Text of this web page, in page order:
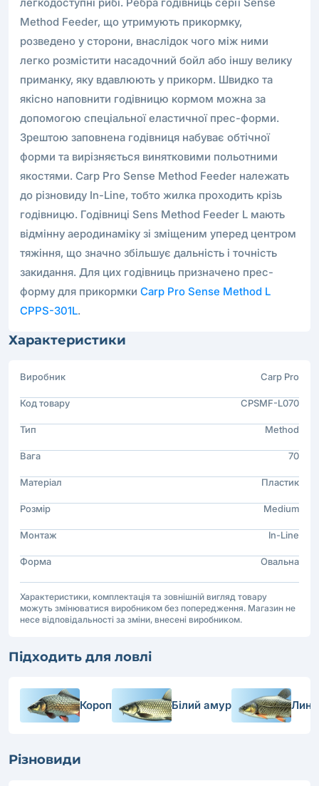
Method Feeder, що утримують прикормку,
розведено у сторони, внаслідок чого між ними
легко розмістити насадочний бойл або іншу велику
приманку, яку вдавлюють у прикорм. Швидко та
якісно наповнити годівницю кормом можна за
допомогою спеціальної еластичної прес-форми.
Зрештою заповнена годівниця набуває обтічної
форми та вирізняється винятковими польотними
якостями. Carp Pro Sense Method Feeder належать
до різновиду In-Line, тобто жилка проходить крізь
годівницю. Годівниці Sens Method Feeder L мають
відмінну аеродинаміку зі зміщеним уперед центром
тяжіння, що значно збільшує дальність і точність
закидання. Для цих годівниць призначено прес-
форму для прикормки Carp Pro Sense Method L
CPPS-301L.
Характеристики
Виробник Carp Pro
Код товару CPSMF-L070
Тип Method
Вага 70
Матеріал Пластик
Розмір Medium
Монтаж In-Line
Форма Овальна
Характеристики, комплектація та зовнішній вигляд товару
можуть змінюватися виробником без попередження. Магазин не
несе відповідальності за зміни, внесені виробником.
Підходить для ловлі
Короп Білий амур Лин
Різновиди